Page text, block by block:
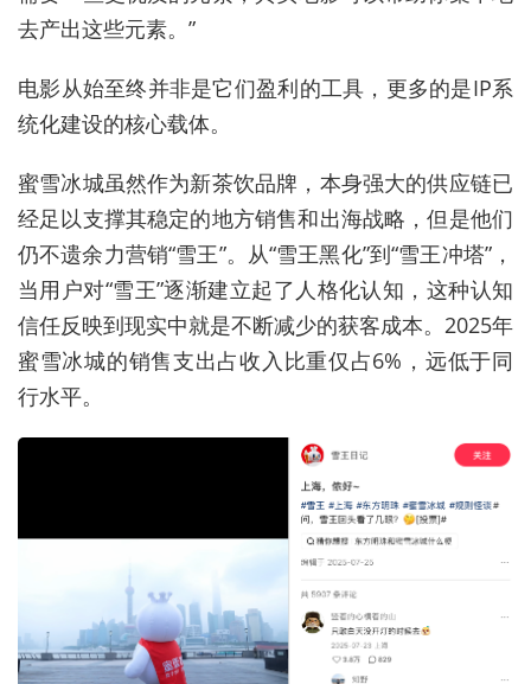
去产出这些元素。”
电影从始至终并非是它们盈利的工具，更多的是IP系
统化建设的核心载体。
蜜雪冰城虽然作为新茶饮品牌，本身强大的供应链已
经足以支撑其稳定的地方销售和出海战略，但是他们
仍不遗余力营销“雪王”。 从“雪王黑化”到“雪王冲塔”，
当用户对“雪王”逐渐建立起了 人格化认知， 这种认知
信任反映到现实中就是不断减少的获客成本。 2025年
蜜雪冰城的销售支出占收入比重仅占6%，远低于同
行水平。